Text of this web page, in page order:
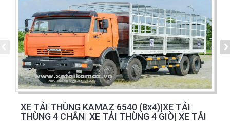
XE TẢI THÙNG KAMAZ 6540 (8x4)|XE TẢI
THÙNG 4 CHÂN| XE TẢI THÙNG 4 GIÒ| XE TẢI